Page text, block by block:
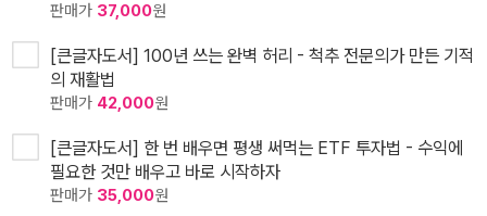
판매가 37,000원
[큰글자도서] 100년 쓰는 완벽 허리 - 척추 전문의가 만든 기적
의 재활법
판매가 42,000원
[큰글자도서] 한 번 배우면 평생 써먹는 ETF 투자법 - 수익에
필요한 것만 배우고 바로 시작하자
판매가 35,000원